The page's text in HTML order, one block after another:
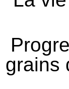
grains